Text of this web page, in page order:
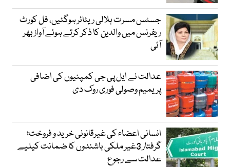
جسٹس مسرت ہلالی ریٹائر ہوگئیں، فل کورٹ
ریفرنس میں والدین کا ذکر کرتے ہوئے آواز بھر
آئی
عدالت نے ایل پی جی کمپنیوں کی اضافی
پریمیم وصولی فوری روک دی
انسانی اعضاء کی غیرقانونی خرید و فروخت؛
گرفتار 3غیر ملکی باشندوں کا ضمانت کیلیے
عدالت سے رجوع